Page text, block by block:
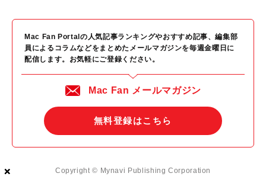
×
×
×
Mac Fan Portalの人気記事ランキングやおすすめ記事、編集部
員によるコラムなどをまとめたメールマガジンを毎週金曜日に
配信します。お気軽にご登録ください。
Mac Fan メールマガジン
無料登録はこちら
Copyright © Mynavi Publishing Corporation